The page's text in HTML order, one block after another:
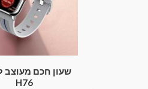
שעון חכם מעוצב
H76